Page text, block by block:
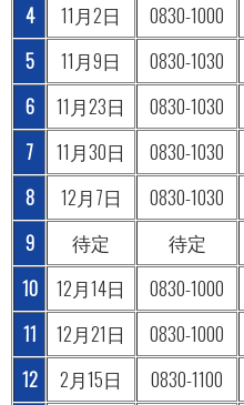
4
11月2日 0830-1000
5
11月9日 0830-1030
6
11月23日 0830-1030
7
11月30日 0830-1030
8
12月7日 0830-1030
9
待定 待定
10
12月14日 0830-1000
11
12月21日 0830-1000
12
2月15日 0830-1100